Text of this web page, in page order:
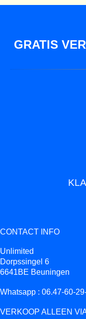
GRATIS
CONTACT INFO
Unlimited
Dorpssingel 6
6641BE Beuningen
Whatsapp : 06.47-60-
VERKOOP ALLEEN